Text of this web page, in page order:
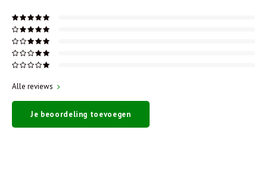
Alle reviews
Je beoordeling toevoegen